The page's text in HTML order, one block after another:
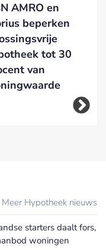
AMRO en
beperken
tot 30
van
Meer Hypotheek nieuws
starters daalt fors,
woningen